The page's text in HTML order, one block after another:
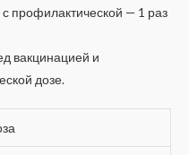
профилактической — 1 раз
вакцинацией и
дозе.